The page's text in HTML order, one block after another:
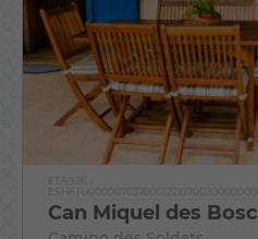
Can Miquel des Bosc